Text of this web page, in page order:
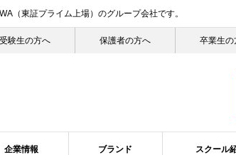
（東証プライム上場） のグループ会社です。
受験生の⽅へ 保護者の方へ 卒業生の
企業情報 ブランド スクール